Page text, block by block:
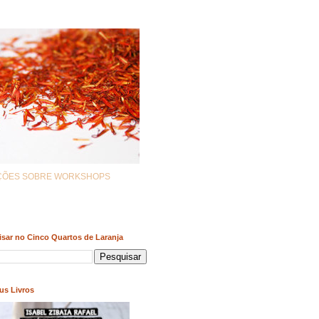
SOBRE WORKSHOPS
no Cinco Quartos de Laranja
Livros